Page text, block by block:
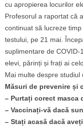
cu apropierea locurilor
Profesorul a raportat că
continuat să lucreze
testului, pe 21 mai.
suplimentare de COVID-
elevi, părinți și frați ai
Mai multe despre studiul
Măsuri de prevenire și
– Purtați corect masca
– Vaccinați-vă dacă
– Stați acasă dacă